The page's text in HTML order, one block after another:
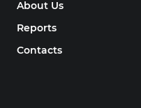
About Us
Reports
Contacts